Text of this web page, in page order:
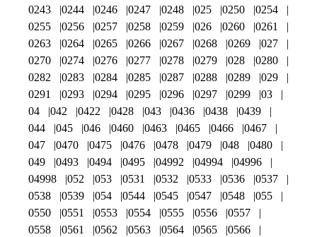
0243 0244 0246 0247 0248 025 0250
0254
0255
0256 0257 0258 0259 026 0260
0261
0263
0264 0265 0266 0267 0268 0269
027
0270
0274 0276 0277 0278 0279 028
0280
0282
0283 0284 0285 0287 0288 0289
029
0291
0293 0294 0295 0296 0297 0299
03
04
042 0422 0428 043 0436 0438
0439
044
045 046 0460 0463 0465 0466
0467
047
0470 0475 0476 0478 0479 048
0480
049
0493 0494 0495 04992 04994
04996
04998
052 053 0531 0532 0533 0536
0537
0538
0539 054 0544 0545 0547 0548
055
0550
0551 0553 0554 0555 0556
0557
0558
0561 0562 0563 0564 0565
0566